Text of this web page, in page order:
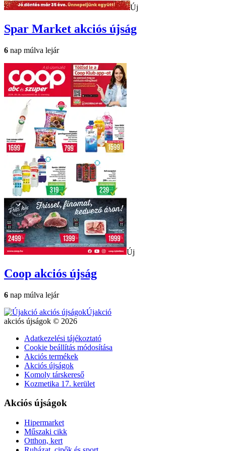
Új
Spar Market akciós újság
6 nap múlva lejár
Új
Coop akciós újság
6 nap múlva lejár
Újakció
akciós újságok © 2026
Adatkezelési tájékoztató
Cookie beállítás módosítása
Akciós termékek
Akciós újságok
Komoly társkereső
Kozmetika 17. kerület
Akciós újságok
Hipermarket
Műszaki cikk
Otthon, kert